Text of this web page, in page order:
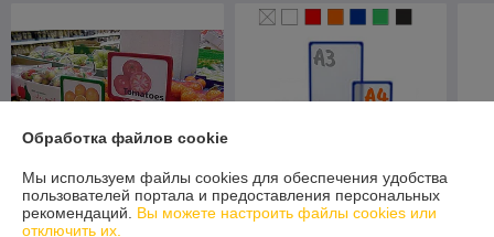
Обработка файлов cookie
Мы используем файлы cookies для обеспечения удобства
пользователей портала и предоставления персональных
рекомендаций. Вы можете настроить файлы cookies или
отключить их.